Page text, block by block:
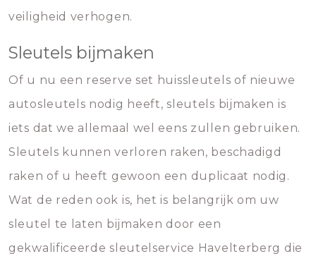
veiligheid verhogen.
Sleutels bijmaken
Of u nu een reserve set huissleutels of nieuwe
autosleutels nodig heeft, sleutels bijmaken is
iets dat we allemaal wel eens zullen gebruiken.
Sleutels kunnen verloren raken, beschadigd
raken of u heeft gewoon een duplicaat nodig.
Wat de reden ook is, het is belangrijk om uw
sleutel te laten bijmaken door een
gekwalificeerde sleutelservice Havelterberg die